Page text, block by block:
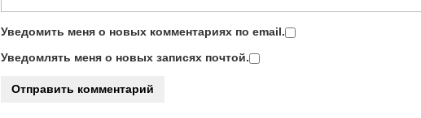
Уведомить меня о новых комментариях по email.
Уведомлять меня о новых записях почтой.